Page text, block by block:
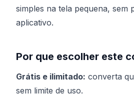
simples na tela pequena, sem
aplicativo.
Por que escolher este
Grátis e ilimitado: converta
sem limite de uso.